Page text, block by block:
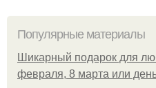
Популярные материалы
Шикарный подарок для
февраля, 8 марта или